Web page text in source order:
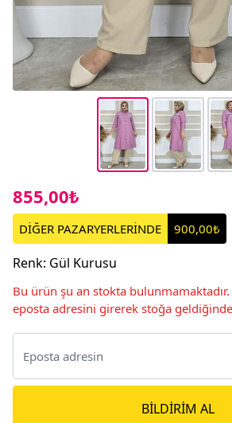
855,00₺
DİĞER PAZARYERLERİNDE 900,00₺
Renk: Gül Kurusu
Bu ürün şu an stokta bulunmamaktadır.
eposta adresini girerek stoğa
BILDIRIM AL